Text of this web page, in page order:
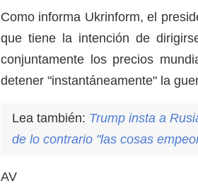
Como informa Ukrinform, el
que tiene la intención de
conjuntamente los precios
detener "instantáneamente" la
Lea también: Trump insta a
de lo contrario "las cosas
AV